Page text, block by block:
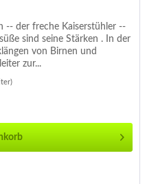
-- der freche Kaiserstühler --
sind seine Stärken . In der
von Birnen und
zur...